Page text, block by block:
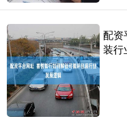
配资
装行